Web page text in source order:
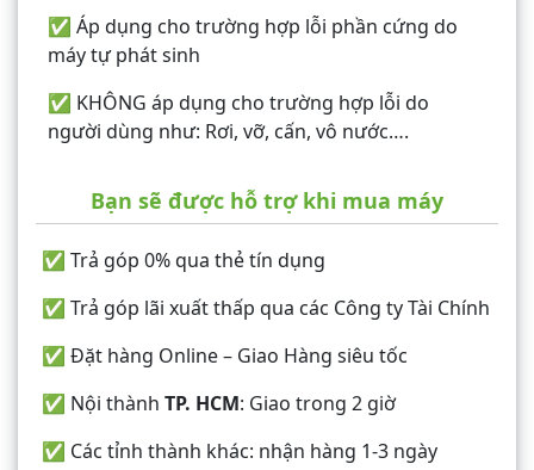
✅ Áp dụng cho trường hợp lỗi phần cứng do
máy tự phát sinh
✅ KHÔNG áp dụng cho trường hợp lỗi do
người dùng như: Rơi, vỡ, cấn, vô nước….
Bạn sẽ được hỗ trợ khi mua máy
✅ Trả góp 0% qua thẻ tín dụng
✅ Trả góp lãi xuất thấp qua các Công ty Tài Chính
✅ Đặt hàng Online – Giao Hàng siêu tốc
✅ Nội thành TP. HCM: Giao trong 2 giờ
✅ Các tỉnh thành khác: nhận hàng 1-3 ngày